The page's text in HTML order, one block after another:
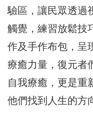
驗區，讓民眾透過
觸覺，練習放鬆技
作及手作布包，呈
療癒力量，復元者
自我療癒，更是重
他們找到人生的方